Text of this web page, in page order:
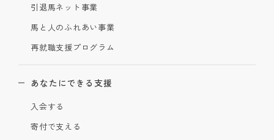
引退馬ネット事業
馬と人のふれあい事業
再就職支援プログラム
あなたにできる支援
入会する
寄付で支える